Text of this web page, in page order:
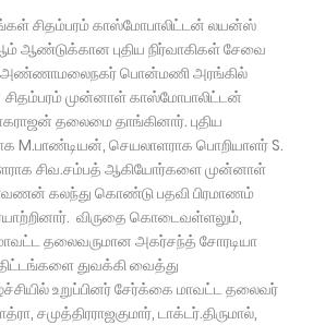
சிதம்பரம் காஸ்மோபாலிட்டன் லயன்ஸ்
ஆண்டுக்கான புதிய நிர்வாகிகள் சேவை
அண்ணாமலைநகர் பொன்மணி அரங்கில்
சிதம்பரம் முன்னாள் காஸ்மோபாலிட்டன்
தலைமை தாங்கினார். புதிய
M.பாண்டியன், செயலாளராக பொறியாளர் S.
சிவ.சம்பத் ஆகியோர்களை முன்னாள்
கலந்து கொண்டு பதவி பிரமாணம்
விருதை கொடைவள்ளலும்,
தலைவருமான அகர்சந்த் சோரடியா
துவக்கி வைத்து
உறுப்பினர் சேர்க்கை மாவட்ட தலைவர்
சமுத்திரராஜகுமார், டாக்டர்.திருமால்,